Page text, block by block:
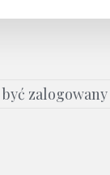
zalogowany